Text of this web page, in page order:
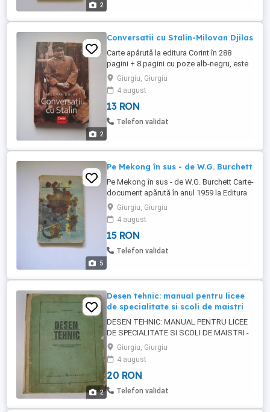
2
2
Conversatii cu Stalin-Milovan Djilas
Carte apărută la editura Corint în 288
pagini + 8 pagini cu poze alb-negru, este
o carte cu continut istoric si nu numai:
aveti poză cu coperta 4 pentru mai multe
explicatii. Stare foarte bună: unic
proprietar. Livrarea se face cu Posta
Română si se suportă de către
Giurgiu, Giurgiu
4 august
13 RON
Telefon validat
5
Pe Mekong în sus - de W.G. Burchett
Pe Mekong în sus - de W.G. Burchett Carte-
document apărută în anul 1959 la Editura
Stiintifică în 332 pag la care se adaugă: 1
hartă + 8 pagini +8 pag.+ 4 pag.+ 8 + 4 +
hartă + 4 + 4 + 8 pagini poze alb-negru
împărtite în fascicule în interiorul cărtii.
Paginile prezintă fireasca îngălbenire de
Giurgiu, Giurgiu
4 august
15 RON
Telefon validat
2
Desen tehnic: manual pentru licee
de specialitate si scoli de maistri
DESEN TEHNIC: MANUAL PENTRU LICEE
DE SPECIALITATE SI SCOLI DE MAISTRI -
P. Precupetu, Gh. Nicoară, C.I. Georgescu,
cartonată, apărută la editura DIDACTICĂ SI
PEDAGOGICĂ în anul 1973, 416 pagini, cu
dimensiunile: 20x30x2 Livrarea se face cu
Posta Română si se suportă de către
Giurgiu, Giurgiu
4 august
20 RON
Telefon validat